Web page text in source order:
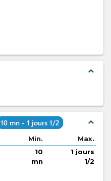
expand_less
10 mn - 1 jours 1/2 expand_less
Min. Max.
10
mn
1 jours
1/2